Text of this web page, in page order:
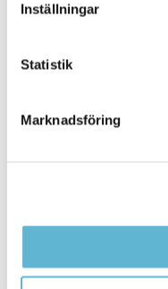
Inställningar
Statistik
Marknadsföring
KONTAKT
Besöksadress
Box 18, 295 21 Bromölla
Fax: 0456-82 22 00